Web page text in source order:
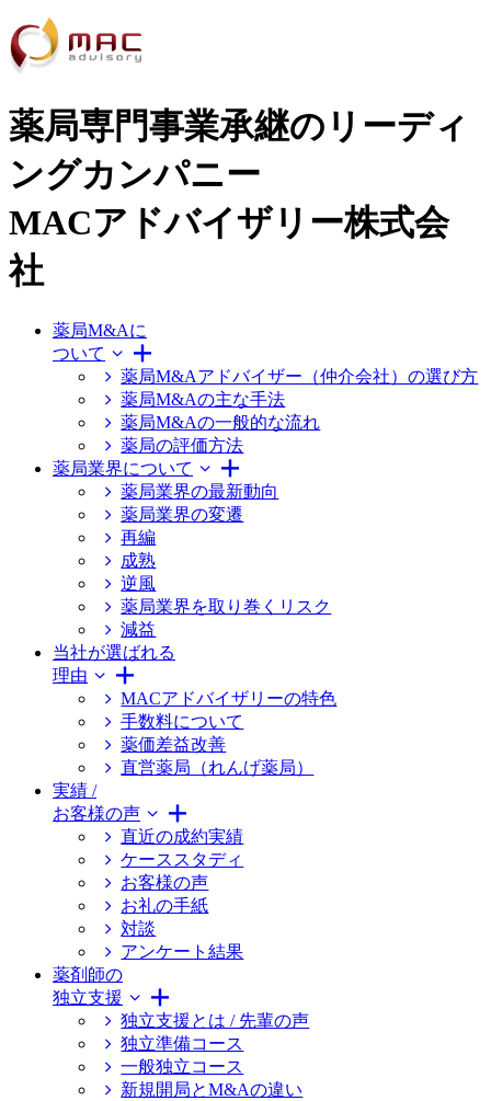
薬局専門事業承継のリーディ
ングカンパニー
MACアドバイザリー株式会
社
薬局M&Aに
ついて
薬局M&Aアドバイザー（仲介会社）の選び方
薬局M&Aの主な手法
薬局M&Aの一般的な流れ
薬局の評価方法
薬局業界について
薬局業界の最新動向
薬局業界の変遷
再編
成熟
逆風
薬局業界を取り巻くリスク
減益
当社が選ばれる
理由
MACアドバイザリーの特色
手数料について
薬価差益改善
直営薬局（れんげ薬局）
実績 /
お客様の声
直近の成約実績
ケーススタディ
お客様の声
お礼の手紙
対談
アンケート結果
薬剤師の
独立支援
独立支援とは / 先輩の声
独立準備コース
一般独立コース
新規開局とM&Aの違い